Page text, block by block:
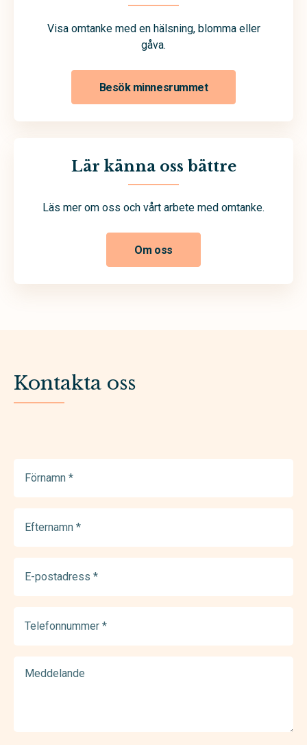
Visa omtanke med en hälsning, blomma eller
gåva.
Besök minnesrummet
Lär känna oss bättre
Läs mer om oss och vårt arbete med omtanke.
Om oss
Kontakta oss
(Required)
(Required)
postadress
(Required)